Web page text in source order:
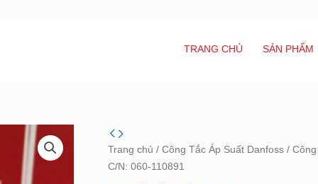
TRANG CHỦ SẢN PHẨM
Trang chủ / Công Tắc Áp Suất Danfoss /
C/N: 060-110891
Công
tắc
áp